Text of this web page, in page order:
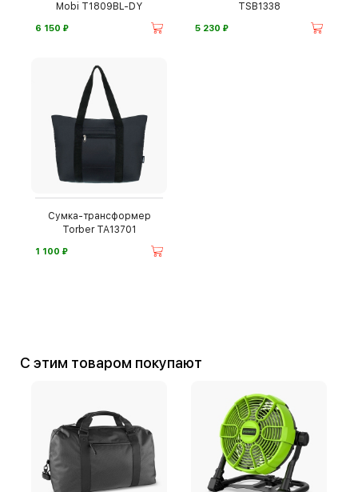
Mobi T1809BL-DY
6 150 ⃏
TSB1338
5 230 ⃏
Сумка-трансформер
Torber TA13701
1 100 ⃏
С этим товаром покупают